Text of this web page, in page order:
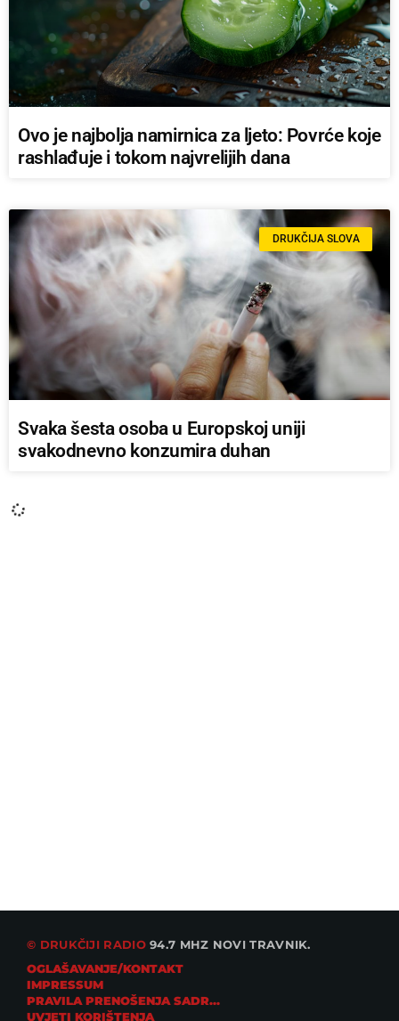
Ovo je najbolja namirnica za ljeto: Povrće koje
rashlađuje i tokom najvrelijih dana
DRUKČIJA SLOVA
Svaka šesta osoba u Europskoj uniji
svakodnevno konzumira duhan
Zbog visokih dnevnih temperatura